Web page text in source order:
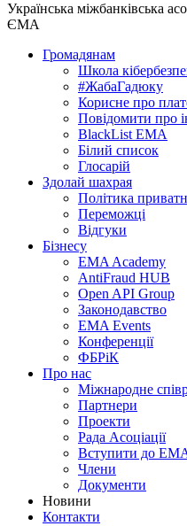
Українська міжбанківська
ЄМА
Громадянам
Школа
#ЖабаГадюку
Корисне про
Повідомити про
BlackList EMA
Білий список
Глосарій
Здолай шахрая
Політика
Переможцi
Відгуки
Бізнесу
EMA Academy
AntiFraud HUB
Open API Group
Законодавство
EMA Events
Конференції
ФБРіК
Про нас
Міжнародне
Партнери
Проекти
Рада Асоціації
Вступити до
Члени
Документи
Новини
Контакти